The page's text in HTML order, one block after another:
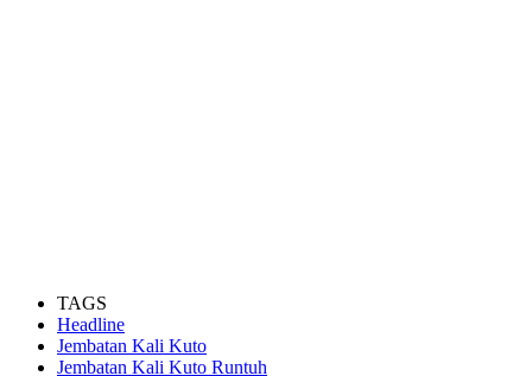
TAGS
Headline
Jembatan Kali Kuto
Jembatan Kali Kuto Runtuh